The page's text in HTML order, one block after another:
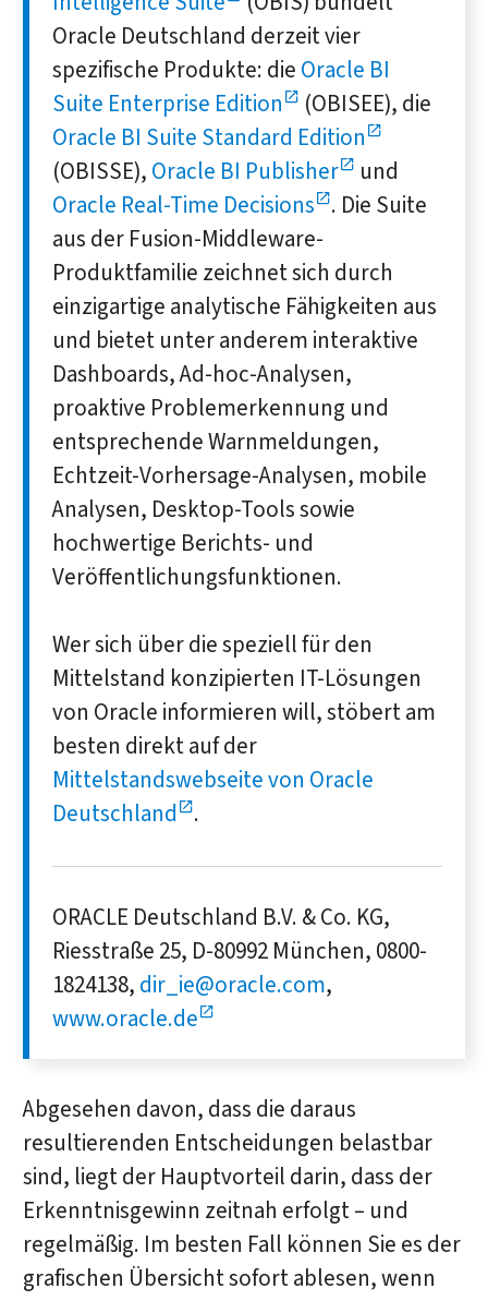
Oracle Deutschland derzeit vier
spezifische Produkte: die Oracle BI
Suite Enterprise Edition
(OBISEE), die
Oracle BI Suite Standard Edition
(OBISSE), Oracle BI Publisher
und
Oracle Real-Time Decisions . Die Suite
aus der Fusion-Middleware-
Produktfamilie zeichnet sich durch
einzigartige analytische Fähigkeiten aus
und bietet unter anderem interaktive
Dashboards, Ad-hoc-Analysen,
proaktive Problemerkennung und
entsprechende Warnmeldungen,
Echtzeit-Vorhersage-Analysen, mobile
Analysen, Desktop-Tools sowie
hochwertige Berichts- und
Veröffentlichungsfunktionen.
Wer sich über die speziell für den
Mittelstand konzipierten IT-Lösungen
von Oracle informieren will, stöbert am
besten direkt auf der
Mittelstandswebseite von Oracle
Deutschland
.
ORACLE Deutschland B.V. & Co. KG,
Riesstraße 25, D-80992 München, 0800-
1824138, dir_ie@oracle.com,
www.oracle.de
Abgesehen davon, dass die daraus
resultierenden Entscheidungen belastbar
sind, liegt der Hauptvorteil darin, dass der
Erkenntnisgewinn zeitnah erfolgt – und
regelmäßig. Im besten Fall können Sie es der
grafischen Übersicht sofort ablesen, wenn